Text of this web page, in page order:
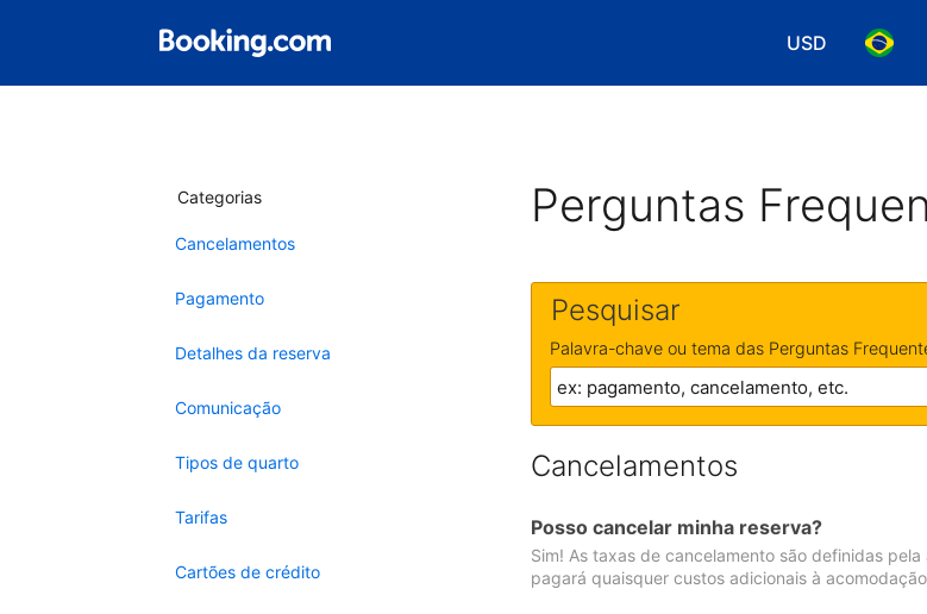
USD
Escolha sua
Categorias
Cancelamentos
Pagamento
Detalhes da reserva
Comunicação
Tipos de quarto
Tarifas
Cartões de crédito
Perguntas
Pesquisar
Palavra-chave ou tema das Perguntas
Cancelamentos
Posso cancelar minha reserva?
Sim! As taxas de cancelamento são definidas
pagará quaisquer custos adicionais à